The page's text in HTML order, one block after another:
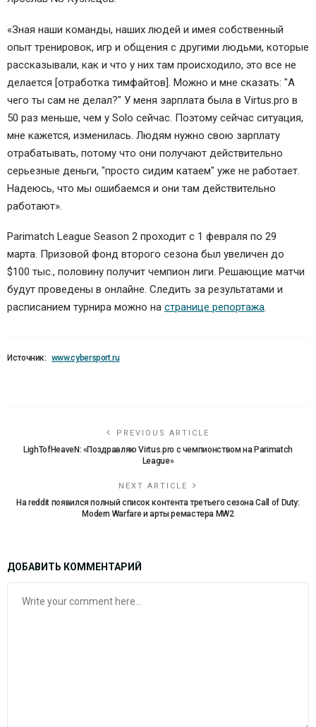
«Зная наши команды, наших людей и имея собственный
опыт тренировок, игр и общения с другими людьми, которые
рассказывали, как и что у них там происходило, это все не
делается [отработка тимфайтов]. Можно и мне сказать: "А
чего ты сам не делал?" У меня зарплата была в Virtus.pro в
50 раз меньше, чем у Solo сейчас. Поэтому сейчас ситуация,
мне кажется, изменилась. Людям нужно свою зарплату
отрабатывать, потому что они получают действительно
серьезные деньги, "просто сидим катаем" уже не работает.
Надеюсь, что мы ошибаемся и они там действительно
работают».
Parimatch League Season 2 проходит с 1 февраля по 29
марта. Призовой фонд второго сезона был увеличен до
$100 тыс., половину получит чемпион лиги. Решающие матчи
будут проведены в онлайне. Следить за результатами и
расписанием турнира можно на странице репортажа.
Источник: www.cybersport.ru
PREVIOUS ARTICLE
LighTofHeaveN: «Поздравляю Virtus.pro с чемпионством на Parimatch
League»
NEXT ARTICLE
На reddit появился полный список контента третьего сезона Call of Duty:
Modern Warfare и арты ремастера MW2
ДОБАВИТЬ КОММЕНТАРИЙ